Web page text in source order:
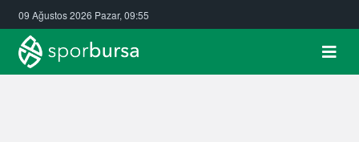
09 Ağustos 2026 Pazar, 09:55